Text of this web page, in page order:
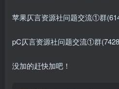
苹果仄言资源社问题交流①群
pC仄言资源社问题交流①群
没加的赶快加吧！